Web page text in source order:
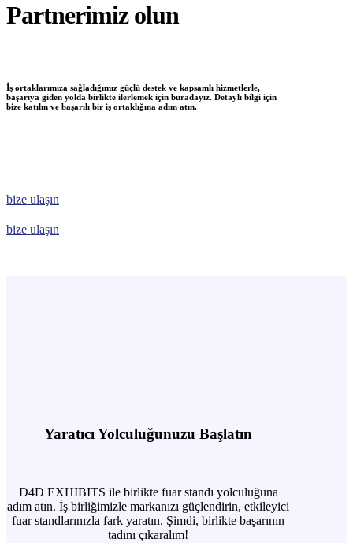
Partnerimiz olun
İş ortaklarımıza sağladığımız güçlü destek ve kapsamlı hizmetlerle,
başarıya giden yolda birlikte ilerlemek için buradayız. Detaylı bilgi için
bize katılın ve başarılı bir iş ortaklığına adım atın.
bize ulaşın
bize ulaşın
Yaratıcı Yolculuğunuzu Başlatın
D4D EXHIBITS ile birlikte fuar standı yolculuğuna
adım atın. İş birliğimizle markanızı güçlendirin, etkileyici
fuar standlarınızla fark yaratın. Şimdi, birlikte başarının
tadını çıkaralım!